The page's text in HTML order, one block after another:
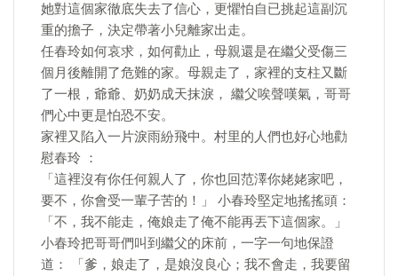
她對這個家徹底失去了信心，更懼怕自已挑起這副沉
重的擔子，決定帶著小兒離家出走。
任春玲如何哀求，如何勸止，母親還是在繼父受傷三
個月後離開了危難的家。母親走了，家裡的支柱又斷
了一根，爺爺、奶奶成天抹淚， 繼父唉聲嘆氣，哥哥
們心中更是怕恐不安。
家裡又陷入一片淚雨紛飛中。村里的人們也好心地勸
慰春玲 ：
「這裡沒有你任何親人了，你也回范澤你姥姥家吧，
要不，你會受一輩子苦的！」 小春玲堅定地搖搖頭：
「不，我不能走，俺娘走了俺不能再丟下這個家。」
小春玲把哥哥們叫到繼父的床前，一字一句地保證
道： 「爹，娘走了，是娘沒良心；我不會走，我要留